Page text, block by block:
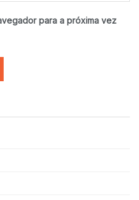
para a próxima vez